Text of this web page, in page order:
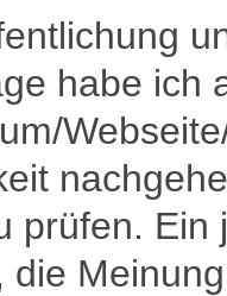
habe ich
prüfen.
die